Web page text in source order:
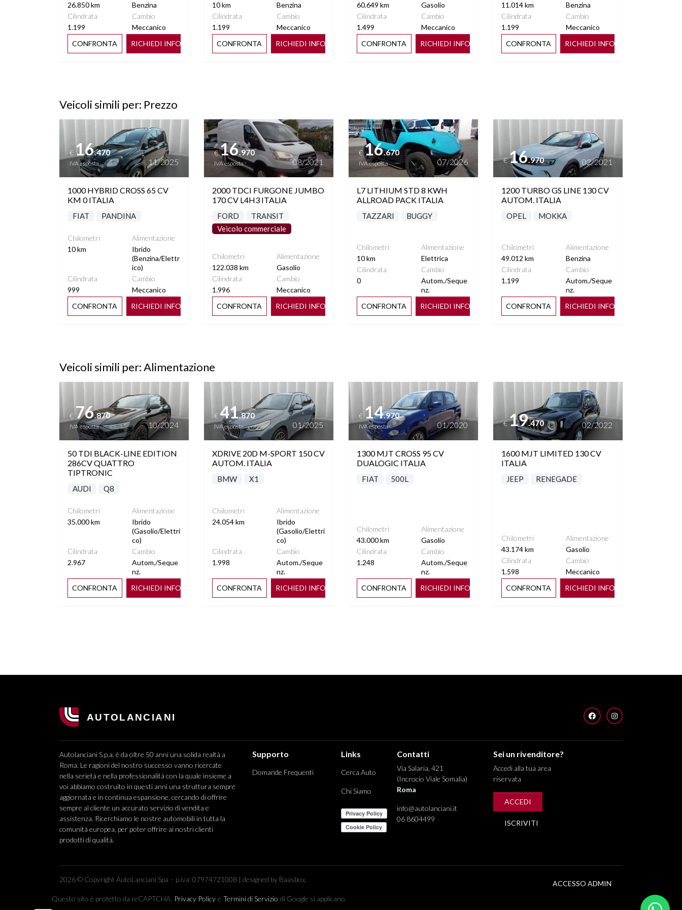
26.850 km
Benzina
Cilindrata
1.199
Cambio
Meccanico
CONFRONTA
RICHIEDI INFO
10 km
Benzina
Cilindrata
1.199
Cambio
Meccanico
CONFRONTA
RICHIEDI INFO
60.649 km
Gasolio
Cilindrata
1.499
Cambio
Meccanico
CONFRONTA
RICHIEDI INFO
11.014 km
Benzina
Cilindrata
1.199
Cambio
Meccanico
CONFRONTA
RICHIEDI INFO
Veicoli simili per: Prezzo
Vedi dettagli
€16.470
IVA esposta 11/2025
1000 HYBRID CROSS 65 CV
KM 0 ITALIA
FIAT PANDINA
Chilometri
10 km
Alimentazione
Ibrido
(Benzina/Elettr
ico)
Cilindrata
999
Cambio
Meccanico
CONFRONTA
RICHIEDI INFO
Vedi dettagli
€16.970
IVA esposta 08/2021
2000 TDCI FURGONE JUMBO
170 CV L4H3 ITALIA
FORD
TRANSIT
Veicolo commerciale
Chilometri
122.038 km
Alimentazione
Gasolio
Cilindrata
1.996
Cambio
Meccanico
CONFRONTA
RICHIEDI INFO
Vedi dettagli
€16.670
IVA esposta 07/2026
L7 LITHIUM STD 8 KWH
ALLROAD PACK ITALIA
TAZZARI BUGGY
Chilometri
10 km
Alimentazione
Elettrica
Cilindrata
0
Cambio
Autom./Seque
nz.
CONFRONTA
RICHIEDI INFO
Vedi dettagli
€16.970 02/2021
1200 TURBO GS LINE 130 CV
AUTOM. ITALIA
OPEL MOKKA
Chilometri
49.012 km
Alimentazione
Benzina
Cilindrata
1.199
Cambio
Autom./Seque
nz.
CONFRONTA
RICHIEDI INFO
Veicoli simili per: Alimentazione
Vedi dettagli
€76.870
IVA esposta 10/2024
50 TDI BLACK-LINE EDITION
286CV QUATTRO
TIPTRONIC
AUDI Q8
Chilometri
35.000 km
Alimentazione
Ibrido
(Gasolio/Elettri
co)
Cilindrata
2.967
Cambio
Autom./Seque
nz.
CONFRONTA
RICHIEDI INFO
Vedi dettagli
€41.870
IVA esposta 01/2025
XDRIVE 20D M-SPORT 150 CV
AUTOM. ITALIA
BMW X1
Chilometri
24.054 km
Alimentazione
Ibrido
(Gasolio/Elettri
co)
Cilindrata
1.998
Cambio
Autom./Seque
nz.
CONFRONTA
RICHIEDI INFO
€14.970
IVA esposta 01/2020
1300 MJT CROSS 95 CV
DUALOGIC ITALIA
FIAT 500L
Chilometri
43.000 km
Alimentazione
Gasolio
Cilindrata
1.248
Cambio
Autom./Seque
nz.
CONFRONTA
RICHIEDI INFO
Vedi dettagli
€19.470 02/2022
1600 MJT LIMITED 130 CV
ITALIA
JEEP RENEGADE
Chilometri
43.174 km
Alimentazione
Gasolio
Cilindrata
1.598
Cambio
Meccanico
CONFRONTA
RICHIEDI INFO
FACEBOOKINSTAGRAM
Autolanciani S.p.a. è da oltre 50 anni una solida realtà a
Roma. Le ragioni del nostro successo vanno ricercate
nella serietà e nella professionalità con la quale insieme a
voi abbiamo costruito in questi anni una struttura sempre
aggiornata e in continua espansione, cercando di offrire
sempre al cliente un accurato servizio di vendita e
assistenza. Ricerchiamo le nostre automobili in tutta la
comunità europea, per poter offrire ai nostri clienti
prodotti di qualità.
Supporto
Domande Frequenti
Links
Cerca Auto
Chi Siamo
Contatti
Via Salaria, 421
(Incrocio Viale Somalia)
Roma
info@autolanciani.it
06 8604499
Sei un rivenditore?
Accedi alla tua area
riservata
ACCEDI
ISCRIVITI
2026 © Copyright AutoLanciani Spa – p.iva: 07974721008 | designed by Baasbox.
ACCESSO ADMIN
Questo sito è protetto da reCAPTCHA. Privacy Policy e Termini di Servizio di Google si applicano.